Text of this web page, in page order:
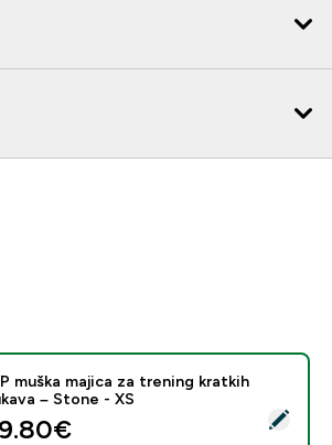
proizvod - MP muška majica za trening
muška majica za trening kratkih
– Stone - XS
price